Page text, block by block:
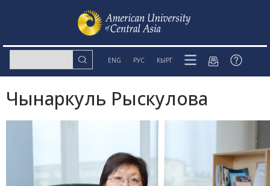
ENG РУС КЫРГ
Чынаркуль Рыскулова